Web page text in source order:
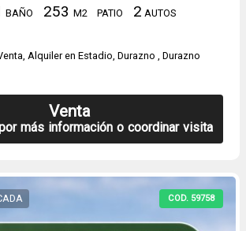
BAÑO 253 M2 PATIO 2 AUTOS
Alquiler en Estadio, Durazno , Durazno
Venta
más información o coordinar visita
COD. 59758